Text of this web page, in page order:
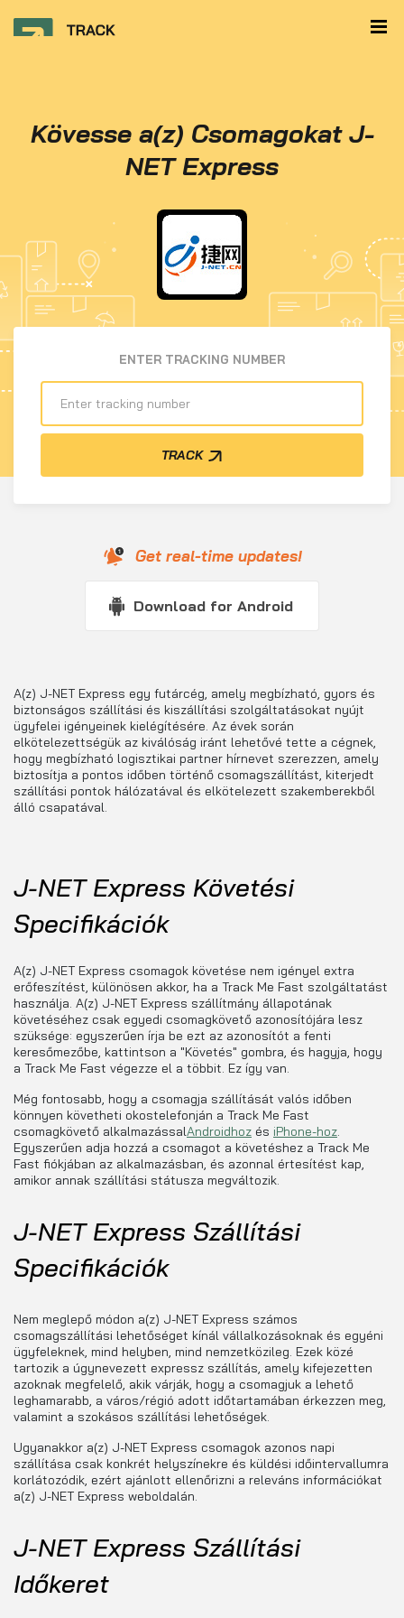
Kövesse a(z) Csomagokat J-
NET Express
ENTER TRACKING NUMBER
TRACK
Get real-time updates!
Download for Android
A(z) J-NET Express egy futárcég, amely megbízható, gyors és
biztonságos szállítási és kiszállítási szolgáltatásokat nyújt
ügyfelei igényeinek kielégítésére. Az évek során
elkötelezettségük az kiválóság iránt lehetővé tette a cégnek,
hogy megbízható logisztikai partner hírnevet szerezzen, amely
biztosítja a pontos időben történő csomagszállítást, kiterjedt
szállítási pontok hálózatával és elkötelezett szakemberekből
álló csapatával.
J-NET Express Követési
Specifikációk
A(z) J-NET Express csomagok követése nem igényel extra
erőfeszítést, különösen akkor, ha a Track Me Fast szolgáltatást
használja. A(z) J-NET Express szállítmány állapotának
követéséhez csak egyedi csomagkövető azonosítójára lesz
szüksége: egyszerűen írja be ezt az azonosítót a fenti
keresőmezőbe, kattintson a "Követés" gombra, és hagyja, hogy
a Track Me Fast végezze el a többit. Ez így van.
Még fontosabb, hogy a csomagja szállítását valós időben
könnyen követheti okostelefonján a Track Me Fast
csomagkövető alkalmazássalAndroidhoz és iPhone-hoz.
Egyszerűen adja hozzá a csomagot a követéshez a Track Me
Fast fiókjában az alkalmazásban, és azonnal értesítést kap,
amikor annak szállítási státusza megváltozik.
J-NET Express Szállítási
Specifikációk
Nem meglepő módon a(z) J-NET Express számos
csomagszállítási lehetőséget kínál vállalkozásoknak és egyéni
ügyfeleknek, mind helyben, mind nemzetközileg. Ezek közé
tartozik a úgynevezett expressz szállítás, amely kifejezetten
azoknak megfelelő, akik várják, hogy a csomagjuk a lehető
leghamarabb, a város/régió adott időtartamában érkezzen meg,
valamint a szokásos szállítási lehetőségek.
Ugyanakkor a(z) J-NET Express csomagok azonos napi
szállítása csak konkrét helyszínekre és küldési időintervallumra
korlátozódik, ezért ajánlott ellenőrizni a releváns információkat
a(z) J-NET Express weboldalán.
J-NET Express Szállítási
Időkeret